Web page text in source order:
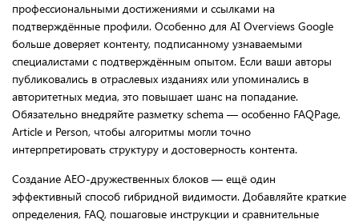
профессиональными достижениями и ссылками на
подтверждённые профили. Особенно для AI Overviews Google
больше доверяет контенту, подписанному узнаваемыми
специалистами с подтверждённым опытом. Если ваши авторы
публиковались в отраслевых изданиях или упоминались в
авторитетных медиа, это повышает шанс на попадание.
Обязательно внедряйте разметку schema — особенно FAQPage,
Article и Person, чтобы алгоритмы могли точно
интерпретировать структуру и достоверность контента.
Создание AEO-дружественных блоков — ещё один
эффективный способ гибридной видимости. Добавляйте краткие
определения, FAQ, пошаговые инструкции и сравнительные